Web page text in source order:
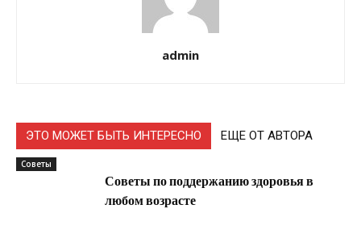
admin
ЭТО МОЖЕТ БЫТЬ ИНТЕРЕСНО ЕЩЕ ОТ АВТОРА
Советы
Советы по поддержанию здоровья в
любом возрасте